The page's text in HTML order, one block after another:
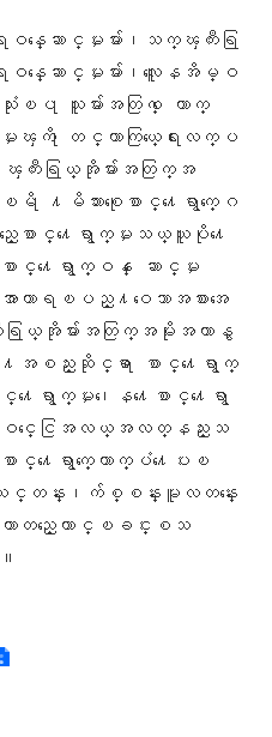
ဝန္ေဆာင္မႈမ်ား၊သက္ၾကီးရြ
ရးဝန္ေဆာင္မႈမ်ား၊လူေနအိမ္ဝ
းၿပ ုသူမ်ားအတြက္ ေထာက္
ႈၾကိ ုတင္ကာကြယ္ေရးလက္ပ
ရြယ္အိုမ်ားအတြက္အ
႔မိသားစုေစာင္႔ေရွာက္ေဂ
စာင္႔ေရွာက္မႈသယ္ယူပို႔ေ
စာင္႔ေရွာက္ဝန္ ေဆာင္မႈ
ဟာရၿပည္႔ဝေသာအစားအေ
ြယ္အိုမ်ားအတြက္အမိုးအကာနွ
ြဲ႔အစည္းဆိုင္ရာ ေစာင္႔ေရွာက္
င္႔ေရွာက္မႈ၊ေန႔ေစာင္႔ေရွာ
၊ဝင္ေငြအလယ္အလတ္နည္းသ
ာင္႔ေရွာက္ေထာက္ပံ႔ေပးၿ
သင္တန္း၊က်စ္စန္းမူလတန္းေ
တာတည္ေထာင္ၿခင္းစသ